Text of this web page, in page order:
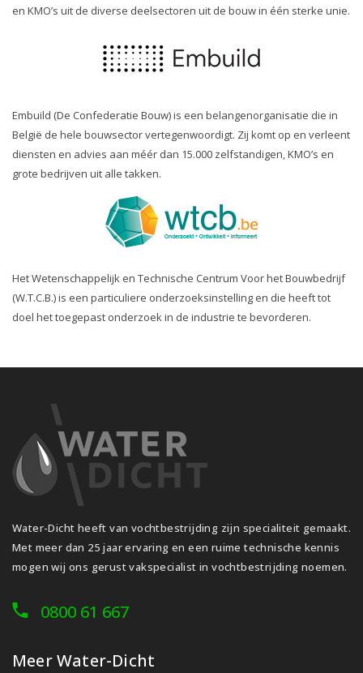
en KMO’s uit de diverse deelsectoren uit de bouw in één sterke unie.
Embuild (De Confederatie Bouw) is een belangenorganisatie die in
België de hele bouwsector vertegenwoordigt. Zij komt op en verleent
diensten en advies aan méér dan 15.000 zelfstandigen, KMO’s en
grote bedrijven uit alle takken.
Het Wetenschappelijk en Technische Centrum Voor het Bouwbedrijf
(W.T.C.B.) is een particuliere onderzoeksinstelling en die heeft tot
doel het toegepast onderzoek in de industrie te bevorderen.
Water-Dicht heeft van vochtbestrijding zijn specialiteit gemaakt.
Met meer dan 25 jaar ervaring en een ruime technische kennis
mogen wij ons gerust vakspecialist in vochtbestrijding noemen.
0800 61 667
Meer Water-Dicht